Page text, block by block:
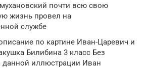
почти всю свою
жизнь провел на
службе
по картине Иван-Царевич и
Билибина 3 класс Без
данной иллюстрации Иван